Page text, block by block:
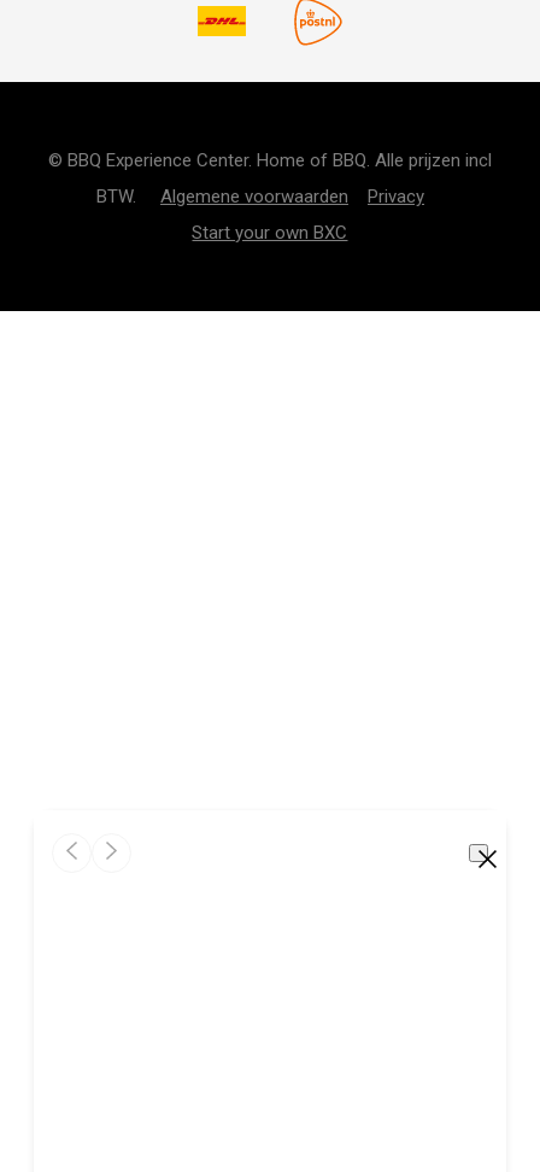
© BBQ Experience Center. Home of BBQ. Alle prijzen incl
BTW. Algemene voorwaarden
Privacy
Start your own BXC